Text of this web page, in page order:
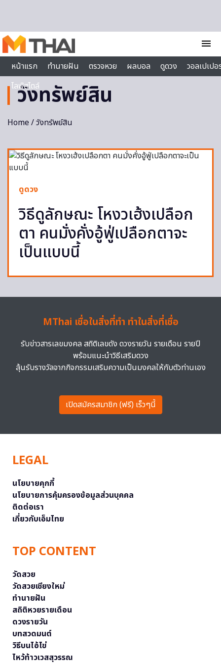
menu
หน้าแรก
ทำนายฝัน ตรวจหวย ผลบอล ดูดวง
วอลเปเป
ไลฟ์สไตล์
วังทรัพย์สิน
Home/ วังทรัพย์สิน
ดูดวง
วิธีดูลักษณะ โหงวเฮ้งเปลือก
ตา คนมั่งคั่งอู้ฟู่เปลือกตาจะ
เป็นแบบนี้
MThai เชื่อในสิ่งที่ทำ ทำในสิ่งที่เชื่อ
รับข่าวสารเลขมงคล สถิติเลขดัง ดวงรายวัน รายเดือน รายปี
พร้อมแนะนำวิธีเสริมดวง
ลุ้นรับรางวัลจากกิจกรรมเสริมความเป็นมงคลให้กับตัวท่านเอง
เปิดสมัครสมาชิก (ฟรี) เร็วๆนี้
LEGAL
นโยบายคุกกี้
นโยบายการคุ้มครองข้อมูลส่วนบุคคล
ติดต่อเรา
เกี่ยวกับเอ็มไทย
TOP CONTENT
วัดสวย
วัดสวยเชียงใหม่
ทำนายฝัน
สถิติหวยรายเดือน
ดวงรายวัน
บทสวดมนต์
วิธีบนไอ้ไข่
ไหว้ท้าวเวสสุวรรณ